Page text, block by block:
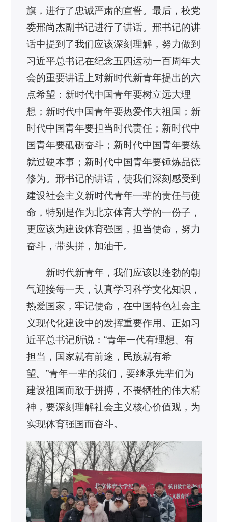
旗，进行了忠诚严肃的宣誓。最后，校党
委邢尚杰副书记进行了讲话。邢书记的讲
话中提到了我们应该深刻理解，努力做到
习近平总书记在纪念五四运动一百周年大
会的重要讲话上对新时代新青年提出的六
点希望：新时代中国青年要树立远大理
想；新时代中国青年要热爱伟大祖国；新
时代中国青年要担当时代责任；新时代中
国青年要砥砺奋斗；新时代中国青年要练
就过硬本事；新时代中国青年要锤炼品德
修为。邢书记的讲话，使我们深刻感受到
建设社会主义新时代青年一辈的责任与使
命，特别是作为北京体育大学的一份子，
更应该为建设体育强国，担当使命，努力
奋斗，带头拼，加油干。
新时代新青年，我们应该以蓬勃的朝
气迎接每一天，认真学习科学文化知识，
热爱国家，牢记使命，在中国特色社会主
义现代化建设中的发挥重要作用。正如习
近平总书记所说：“青年一代有理想、有
担当，国家就有前途，民族就有希
望。”青年一辈的我们，要继承先辈们为
建设祖国而敢于拼搏，不畏牺牲的伟大精
神，要深刻理解社会主义核心价值观，为
实现体育强国而奋斗。